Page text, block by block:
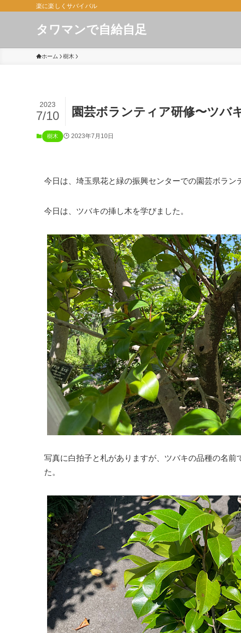
楽に楽しくサバイバル
タワマンで自給自足
ホーム 樹木
園芸ボランティア研修〜ツバ
2023
7/10
樹木 2023年7月10日
今日は、埼玉県花と緑の振興センターでの園芸ボラン
今日は、ツバキの挿し木を学びました。
写真に白拍子と札がありますが、ツバキの品種の名
た。